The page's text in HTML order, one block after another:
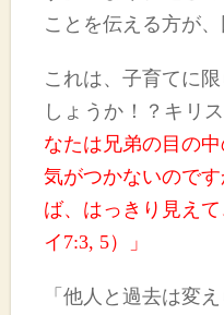
ことを伝える方が
これは、子育てに
しょう か ！？ キリ
なたは兄弟の目の中
気がつかないので
ば、はっきり見えて
イ7:3, 5）」
「他人と過去は変